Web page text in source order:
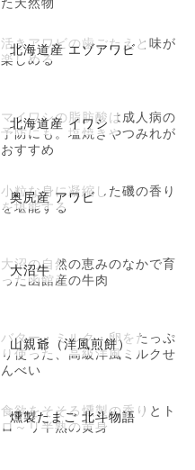
北海道産 エゾアワビ
活きアワビの歯ごたえと味が
楽しめる
北海道産 イワシ
マイワシの脂肪酸は成人病の
予防にも。塩焼きやつみれが
おすすめ
奥尻産 アワビ
小粒な身に凝縮した磯の香り
を堪能する
大沼牛
大沼の自然の恵みのなかで育
った函館産の牛肉
山親爺（洋風煎餅）
バター・ミルク・卵をたっぷ
り使った、高級洋風ミルクせ
んべい
燻製たまご 北斗物語
食欲をそそる燻製の香りとト
ロ～リ半熟の黄身